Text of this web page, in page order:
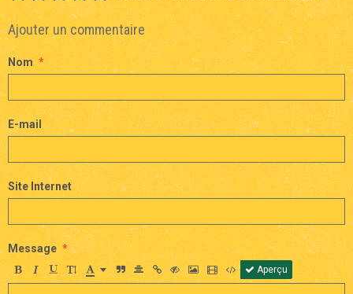
Ajouter un commentaire
Nom
E-mail
Site Internet
Message
Aperçu